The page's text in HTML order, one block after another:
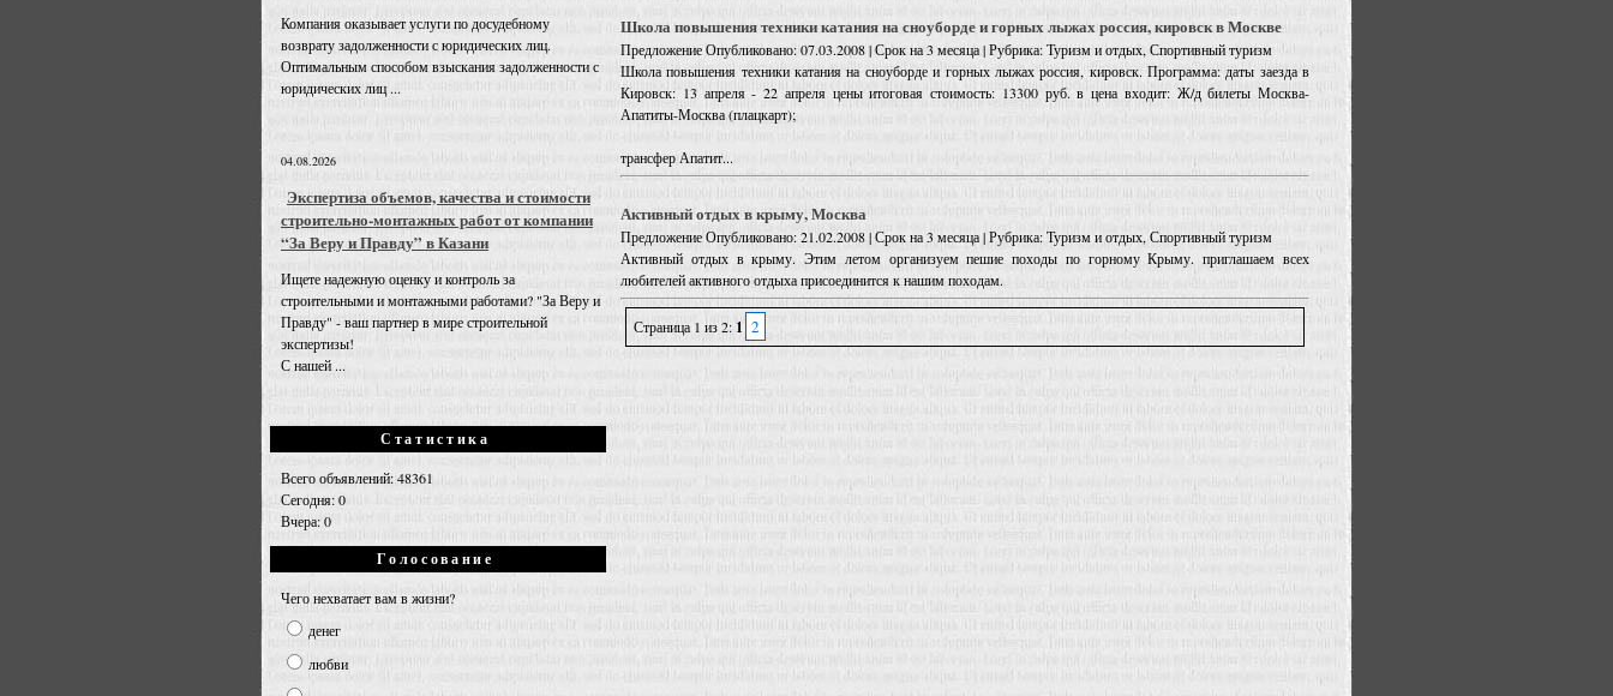
Компания оказывает услуги по досудебному
возврату задолженности с юридических лиц.
Оптимальным способом взыскания задолженности с
юридических лиц ...
04.08.2026
Экспертиза объемов, качества и стоимости
строительно-монтажных работ от компании
“За Веру и Правду” в Казани
Ищете надежную оценку и контроль за
строительными и монтажными работами? "За Веру и
Правду" - ваш партнер в мире строительной
экспертизы!
С нашей ...
Статистика
Всего объявлений: 48361
Сегодня: 0
Вчера: 0
Голосование
Чего нехватает вам в жизни?
денег
любви
Школа повышения техники катания на сноуборде и горных лыжах россия, кировск в Москве
ПредложениеОпубликовано: 07.03.2008 | Срок на 3 месяца | Рубрика: Туризм и отдых, Спортивный туризм
Школа повышения техники катания на сноуборде и горных лыжах россия, кировск. Программа: даты заезда в
Кировск: 13 апреля - 22 апреля цены итоговая стоимость: 13300 руб. в цена входит: Ж/д билеты Москва-
Апатиты-Москва (плацкарт);
трансфер Апатит...
Активный отдых в крыму, Москва
ПредложениеОпубликовано: 21.02.2008 | Срок на 3 месяца | Рубрика: Туризм и отдых, Спортивный туризм
Активный отдых в крыму. Этим летом организуем пешие походы по горному Крыму. приглашаем всех
любителей активного отдыха присоединится к нашим походам.
Страница 1 из 2: 1 2